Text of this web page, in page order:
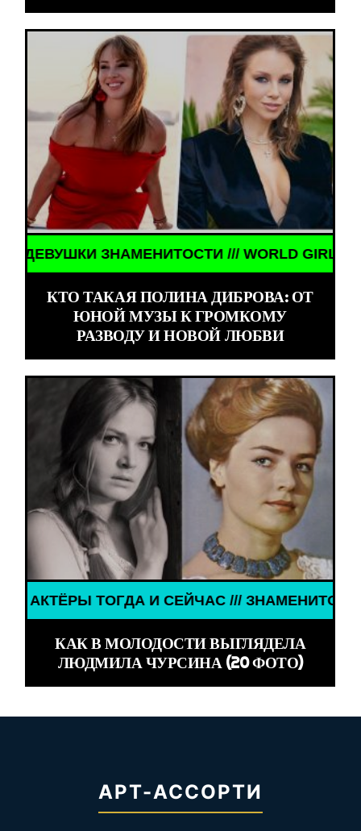
ЗНАМЕНИТОСТИ /// WORLD GIRLS ///
КТО ТАКАЯ ПОЛИНА ДИБРОВА: ОТ
ЮНОЙ МУЗЫ К ГРОМКОМУ
РАЗВОДУ И НОВОЙ ЛЮБВИ
И СЕЙЧАС /// ЗНАМЕНИТОСТИ ///
КАК В МОЛОДОСТИ ВЫГЛЯДЕЛА
ЛЮДМИЛА ЧУРСИНА (20 ФОТО)
АРТ-АССОРТИ